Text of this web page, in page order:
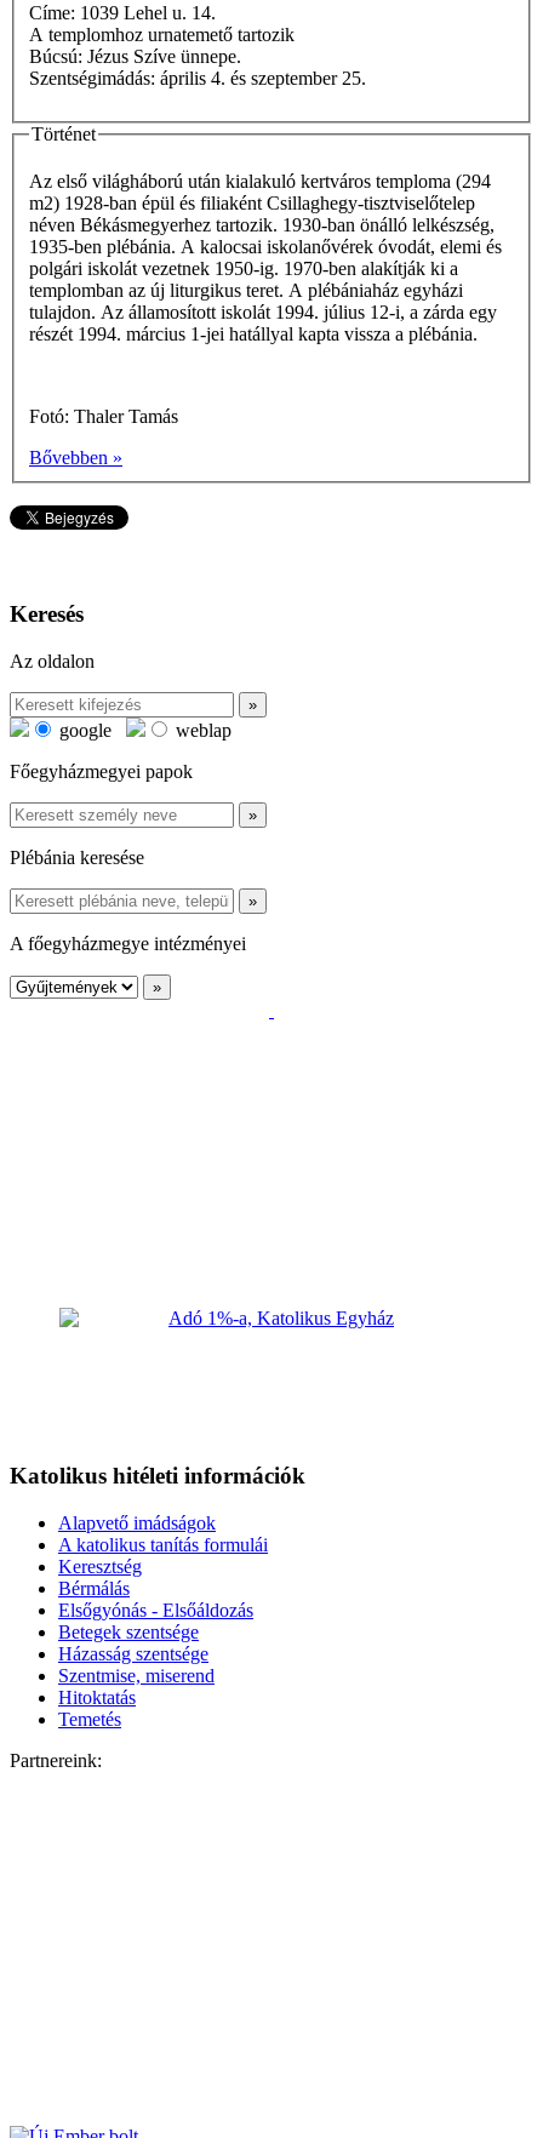
Címe: 1039 Lehel u. 14.
A templomhoz urnatemető tartozik
Búcsú: Jézus Szíve ünnepe.
Szentségimádás: április 4. és szeptember 25.
Történet
Az első világháború után kialakuló kertváros temploma (294
m2) 1928-ban épül és filiaként Csillaghegy-tisztviselőtelep
néven Békásmegyerhez tartozik. 1930-ban önálló lelkészség,
1935-ben plébánia. A kalocsai iskolanővérek óvodát, elemi és
polgári iskolát vezetnek 1950-ig. 1970-ben alakítják ki a
templomban az új liturgikus teret. A plébániaház egyházi
tulajdon. Az államosított iskolát 1994. július 12-i, a zárda egy
részét 1994. március 1-jei hatállyal kapta vissza a plébánia.
Fotó: Thaler Tamás
Bővebben »
Keresés
Az oldalon
google
weblap
Főegyházmegyei papok
Plébánia keresése
A főegyházmegye intézményei
Katolikus hitéleti információk
Alapvető imádságok
A katolikus tanítás formulái
Keresztség
Bérmálás
Elsőgyónás - Elsőáldozás
Betegek szentsége
Házasság szentsége
Szentmise, miserend
Hitoktatás
Temetés
Partnereink: